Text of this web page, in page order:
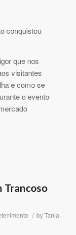
conquistou
que nos
visitantes
e como se
o evento
Trancoso
/ byTania